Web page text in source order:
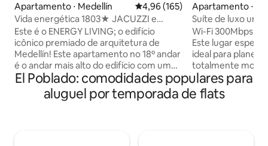
Apartamento ⋅ Medellín 4,96 de uma avaliação média de
4,96 (165)
Vida energética 1803★ JACUZZI e
Pátio★ Melhor Vista★ Piscina!
Este é o ENERGY LIVING; o edifício
icônico premiado de arquitetura de
Medellín! Este apartamento no 18º andar
é o andar mais alto do edifício com um
terraço e tem incríveis vistas da cidade e
da montanha! O apartamento dispõe de
vidro do chão ao teto, unidades de ar
Apartamento ⋅
Suíte de luxo
Wi-Fi 300Mbps
Este lugar
ideal para
totalmente
condicionado,
cafeteira,
frigobar, fogão
El Poblado: comodidades populares para
aluguel por temporada de flats